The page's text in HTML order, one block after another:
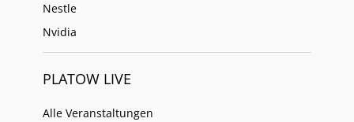
Nestle
Nvidia
PLATOW LIVE
Alle Veranstaltungen